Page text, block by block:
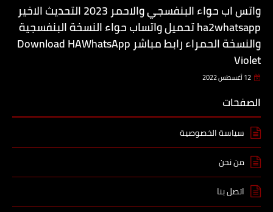
واتس اب حواء البنفسجي والاحمر 2023 التحديث الاخير
ha2whatsapp تحميل واتساب حواء النسخة البنفسجية
والنسخة الحمراء رابط مباشر Download HAWhatsApp
Violet
12 أغسطس 2022
الصفحات
سياسة الخصوصية
من نحن
اتصل بنا